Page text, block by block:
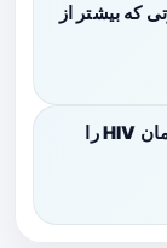
که بیشتر از
قرص آزمایشی که می‌تواند درمان HIV را